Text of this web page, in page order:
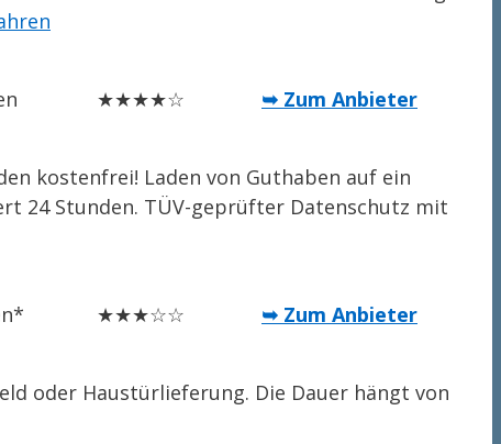
★★★★☆ ➥ Zum Anbieter
kostenfrei! Laden von Guthaben auf ein
24 Stunden. TÜV-geprüfter Datenschutz mit
★★★☆☆ ➥ Zum Anbieter
oder Haustürlieferung. Die Dauer hängt von